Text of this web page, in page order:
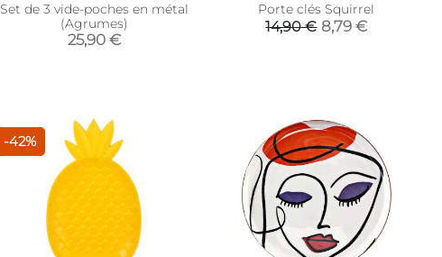
Set de 3 vide-poches en métal
(Agrumes)
25,90 €
Porte clés Squirrel
14,90 € 8,79 €
-42%